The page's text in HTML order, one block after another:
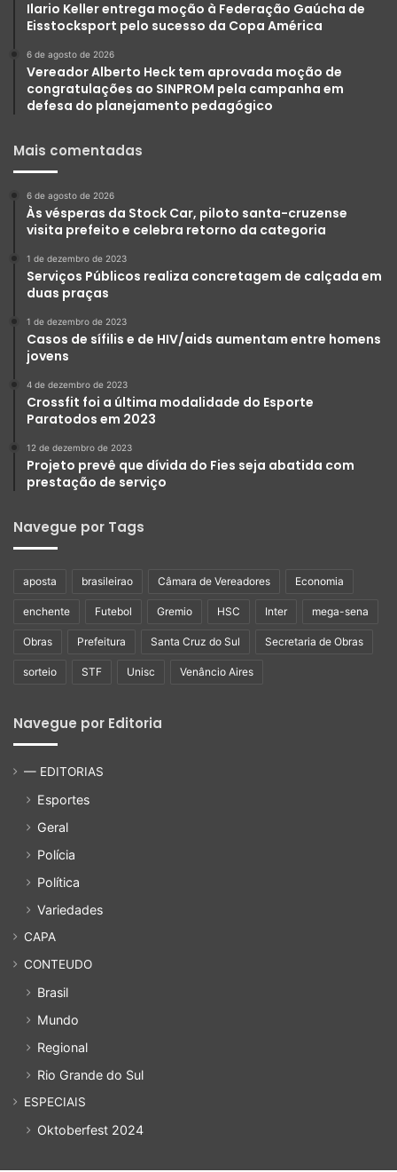
Ilario Keller entrega moção à Federação Gaúcha de
Eisstocksport pelo sucesso da Copa América
6 de agosto de 2026
Vereador Alberto Heck tem aprovada moção de
congratulações ao SINPROM pela campanha em
defesa do planejamento pedagógico
Mais comentadas
6 de agosto de 2026
Às vésperas da Stock Car, piloto santa-cruzense
visita prefeito e celebra retorno da categoria
1 de dezembro de 2023
Serviços Públicos realiza concretagem de calçada em
duas praças
1 de dezembro de 2023
Casos de sífilis e de HIV/aids aumentam entre homens
jovens
4 de dezembro de 2023
Crossfit foi a última modalidade do Esporte
Paratodos em 2023
12 de dezembro de 2023
Projeto prevê que dívida do Fies seja abatida com
prestação de serviço
Navegue por Tags
aposta brasileirao Câmara de Vereadores Economia
enchente Futebol Gremio HSC Inter mega-sena
Obras Prefeitura Santa Cruz do Sul Secretaria de Obras
sorteio STF Unisc Venâncio Aires
Navegue por Editoria
— EDITORIAS
Esportes
Geral
Polícia
Política
Variedades
CAPA
CONTEUDO
Brasil
Mundo
Regional
Rio Grande do Sul
ESPECIAIS
Oktoberfest 2024